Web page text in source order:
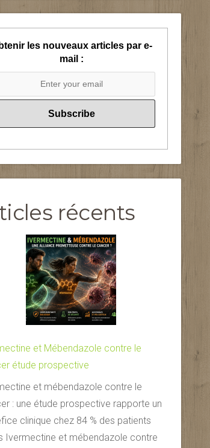
les nouveaux articles par e-
mail :
récents
et Mébendazole contre le
étude prospective
et mébendazole contre le
: une étude prospective rapporte un
clinique chez 84 % des patients
Ivermectine et mébendazole contre